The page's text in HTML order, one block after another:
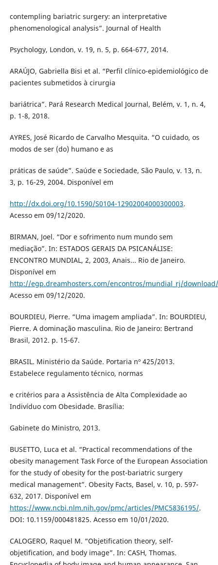
contempling bariatric surgery: an interpretative
phenomenological analysis”. Journal of Health
Psychology, London, v. 19, n. 5, p. 664-677, 2014.
ARAÚJO, Gabriella Bisi et al. “Perfil clínico-epidemiológico de
pacientes submetidos à cirurgia
bariátrica”. Pará Research Medical Journal, Belém, v. 1, n. 4,
p. 1-8, 2018.
AYRES, José Ricardo de Carvalho Mesquita. “O cuidado, os
modos de ser (do) humano e as
práticas de saúde”. Saúde e Sociedade, São Paulo, v. 13, n.
3, p. 16-29, 2004. Disponível em
http://dx.doi.org/10.1590/S0104-12902004000300003.
Acesso em 09/12/2020.
BIRMAN, Joel. “Dor e sofrimento num mundo sem
mediação”. In: ESTADOS GERAIS DA PSICANÁLISE:
ENCONTRO MUNDIAL, 2, 2003, Anais... Rio de Janeiro.
Disponível em
http://egp.dreamhosters.com/encontros/mundial_rj/download/
Acesso em 09/12/2020.
BOURDIEU, Pierre. “Uma imagem ampliada”. In: BOURDIEU,
Pierre. A dominação masculina. Rio de Janeiro: Bertrand
Brasil, 2012. p. 15-67.
BRASIL. Ministério da Saúde. Portaria nº 425/2013.
Estabelece regulamento técnico, normas
e critérios para a Assistência de Alta Complexidade ao
Indivíduo com Obesidade. Brasília:
Gabinete do Ministro, 2013.
BUSETTO, Luca et al. “Practical recommendations of the
obesity management Task Force of the European Association
for the study of obesity for the post-bariatric surgery
medical management”. Obesity Facts, Basel, v. 10, p. 597-
632, 2017. Disponível em
https://www.ncbi.nlm.nih.gov/pmc/articles/PMC5836195/.
DOI: 10.1159/000481825. Acesso em 10/01/2020.
CALOGERO, Raquel M. “Objetification theory, self-
objetification, and body image”. In: CASH, Thomas.